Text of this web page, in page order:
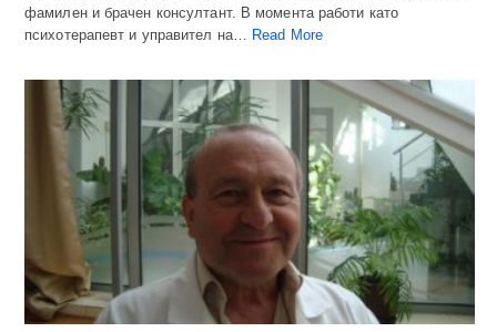
фамилен и брачен консултант. В момента работи като
психотерапевт и управител на…
Read More